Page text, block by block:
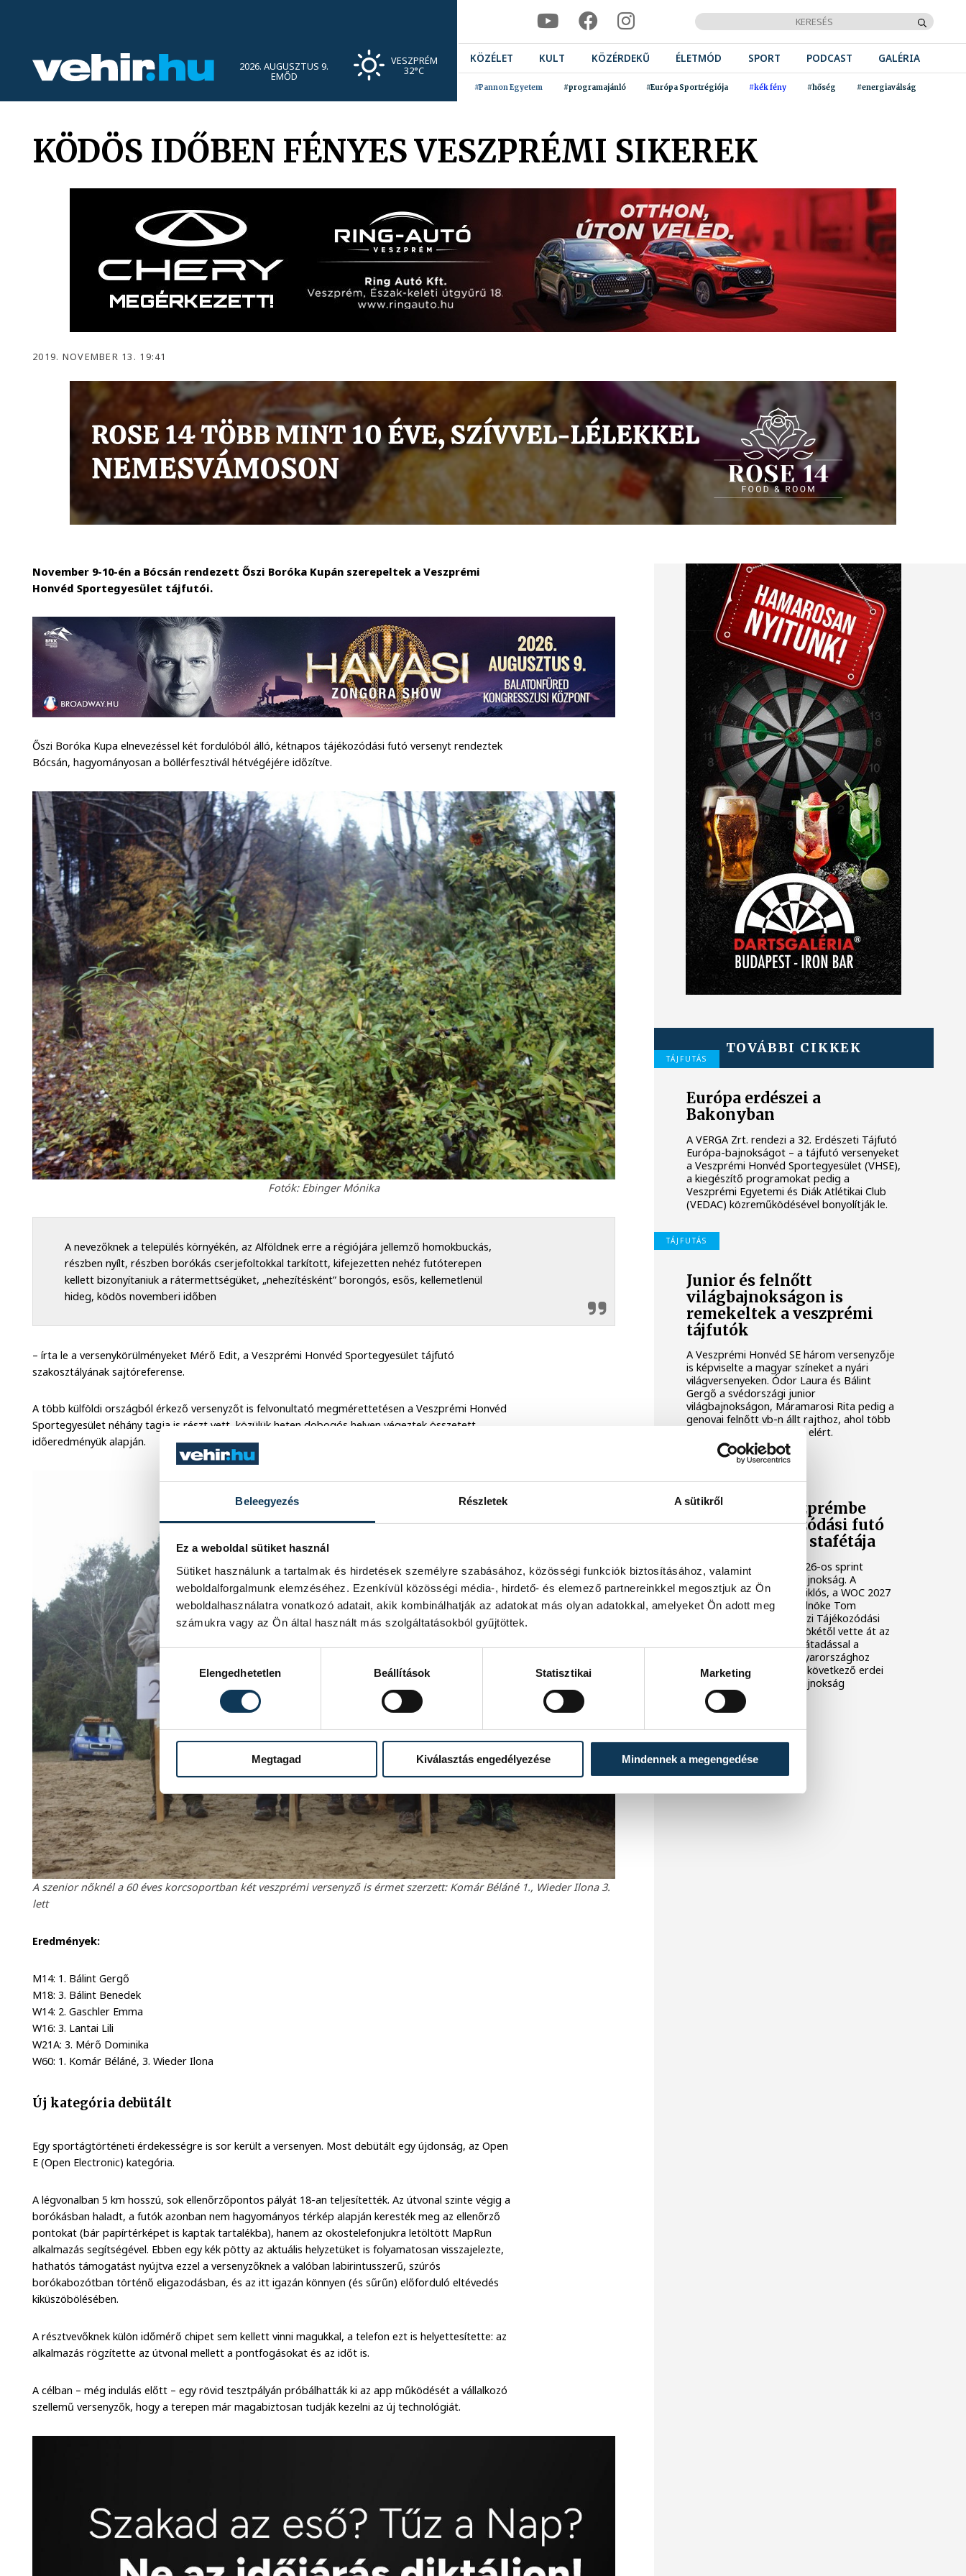
Beleegyezés Részletek A sütikről
Ez a weboldal sütiket használ
Sütiket használunk a tartalmak és hirdetések személyre szabásához, közösségi funkciók biztosításához, valamint
weboldalforgalmunk elemzéséhez. Ezenkívül közösségi média-, hirdető- és elemező partnereinkkel megosztjuk az Ön
weboldalhasználatra vonatkozó adatait, akik kombinálhatják az adatokat más olyan adatokkal, amelyeket Ön adott meg
számukra vagy az Ön által használt más szolgáltatásokból gyűjtöttek.
Hozzájárulás kiválasztása
Elengedhetetlen
Beállítások Statisztikai Marketing
Megtagad Kiválasztás engedélyezése Mindennek a megengedése
2026. AUGUSZTUS 9.
EMŐD
VESZPRÉM
32°C
KÖZÉLET KULT KÖZÉRDEKŰ ÉLETMÓD SPORT PODCAST GALÉRIA
#Pannon Egyetem #programajánló #Európa Sportrégiója #kék fény #hőség #energiaválság
KÖDÖS IDŐBEN FÉNYES VESZPRÉMI SIKEREK
2019. NOVEMBER 13. 19:41
November 9-10-én a Bócsán rendezett Őszi Boróka Kupán szerepeltek a Veszprémi
Honvéd Sportegyesület tájfutói.
Őszi Boróka Kupa elnevezéssel két fordulóból álló, kétnapos tájékozódási futó versenyt rendeztek
Bócsán, hagyományosan a böllérfesztivál hétvégéjére időzítve.
Fotók: Ebinger Mónika
A nevezőknek a település környékén, az Alföldnek erre a régiójára jellemző homokbuckás,
részben nyílt, részben borókás cserjefoltokkal tarkított, kifejezetten nehéz futóterepen
kellett bizonyítaniuk a rátermettségüket, „nehezítésként” borongós, esős, kellemetlenül
hideg, ködös novemberi időben
– írta le a versenykörülményeket Mérő Edit, a Veszprémi Honvéd Sportegyesület tájfutó
szakosztályának sajtóreferense.
A több külföldi országból érkező versenyzőt is felvonultató megmérettetésen a Veszprémi Honvéd
Sportegyesület néhány tagja is részt vett, közülük heten dobogós helyen végeztek összetett
időeredményük alapján.
A szenior nőknél a 60 éves korcsoportban két veszprémi versenyző is érmet szerzett: Komár Béláné 1., Wieder Ilona 3.
lett
Eredmények:
M14: 1. Bálint Gergő
M18: 3. Bálint Benedek
W14: 2. Gaschler Emma
W16: 3. Lantai Lili
W21A: 3. Mérő Dominika
W60: 1. Komár Béláné, 3. Wieder Ilona
Új kategória debütált
Egy sportágtörténeti érdekességre is sor került a versenyen. Most debütált egy újdonság, az Open
E (Open Electronic) kategória.
A légvonalban 5 km hosszú, sok ellenőrzőpontos pályát 18-an teljesítették. Az útvonal szinte végig a
borókásban haladt, a futók azonban nem hagyományos térkép alapján keresték meg az ellenőrző
pontokat (bár papírtérképet is kaptak tartalékba), hanem az okostelefonjukra letöltött MapRun
alkalmazás segítségével. Ebben egy kék pötty az aktuális helyzetüket is folyamatosan visszajelezte,
hathatós támogatást nyújtva ezzel a versenyzőknek a valóban labirintusszerű, szúrós
borókabozótban történő eligazodásban, és az itt igazán könnyen (és sűrűn) előforduló eltévedés
kiküszöbölésében.
A résztvevőknek külön időmérő chipet sem kellett vinni magukkal, a telefon ezt is helyettesítette: az
alkalmazás rögzítette az útvonal mellett a pontfogásokat és az időt is.
A célban – még indulás előtt – egy rövid tesztpályán próbálhatták ki az app működését a vállalkozó
szellemű versenyzők, hogy a terepen már magabiztosan tudják kezelni az új technológiát.
TOVÁBBI CIKKEK
TÁJFUTÁS
Európa erdészei a
Bakonyban
A VERGA Zrt. rendezi a 32. Erdészeti Tájfutó
Európa-bajnokságot – a tájfutó versenyeket
a Veszprémi Honvéd Sportegyesület (VHSE),
a kiegészítő programokat pedig a
Veszprémi Egyetemi és Diák Atlétikai Club
(VEDAC) közreműködésével bonyolítják le.
TÁJFUTÁS
Junior és felnőtt
világbajnokságon is
remekeltek a veszprémi
tájfutók
A Veszprémi Honvéd SE három versenyzője
is képviselte a magyar színeket a nyári
világversenyeken. Ódor Laura és Bálint
Gergő a svédországi junior
világbajnokságon, Máramarosi Rita pedig a
genovai felnőtt vb-n állt rajthoz, ahol több
kiemelkedő eredményt is elért.
Genovából Veszprémbe
került a tájékozódási futó
világbajnokság stafétája
Lezárult Genovában a 2026-os sprint
tájékozódási futó világbajnokság. A
záróünnepségen Mets Miklós, a WOC 2027
szervezőbizottságának elnöke Tom
Hollowelltől, a Nemzetközi Tájékozódási
Futó Szövetség (IOF) elnökétől vette át az
IOF zászlaját. A jelképes átadással a
világbajnoki staféta Magyarországhoz
került, amely 2027-ben a következő erdei
tájékozódási futó világbajnokság
házigazdája lesz.